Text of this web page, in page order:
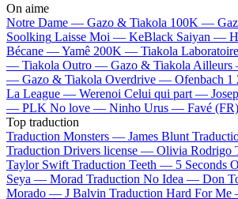
On aime
Notre Dame — Gazo & Tiakola 100K —
Soolking Laisse Moi — KeBlack Saiyan —
Bécane —Yamê 200K — Tiakola
— Tiakola Outro — Gazo & Tiakola
— Gazo & Tiakola Overdrive — Ofenbach 1
La League — Werenoi Celui qui part —
— PLK No love — Ninho Urus — Favé (FR)
Top traduction
Traduction Monsters — James Blunt
Traduction Drivers license — Olivia Rodrigo
Taylor Swift Traduction Teeth — 5 Seconds
Seya — Morad Traduction No Idea — Don
Morado — J Balvin Traduction Hard For